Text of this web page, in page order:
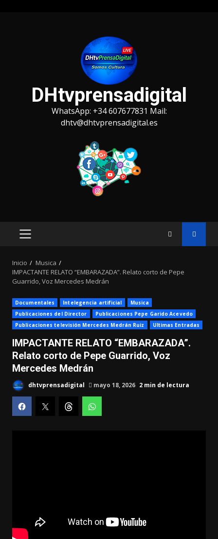
DHtvprensadigital
WhatsApp: +34 607677831 Mail:
dhtv@dhtvprensadigital.es
MENÚ
Inicio
Musica
IMPACTANTE RELATO “EMBARAZADA”. Relato corto de Pepe
Guarrido, Voz Mercedes Medrán
Documentales Intelegencia artificial
Musica
Publicaciones del Director
Publicaciones Pepe Garido Acevedo
Publicaciones televisión Mercedes Medrán Ruiz
Ultimas Entradas
IMPACTANTE RELATO “EMBARAZADA”.
Relato corto de Pepe Guarrido, Voz
Mercedes Medrán
dhtvprensadigital mayo 18, 2026 2 min de lectura